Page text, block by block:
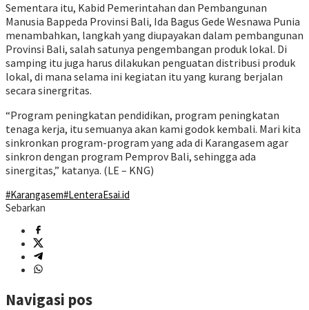
Sementara itu, Kabid Pemerintahan dan Pembangunan
Manusia Bappeda Provinsi Bali, Ida Bagus Gede Wesnawa Punia
menambahkan, langkah yang diupayakan dalam pembangunan
Provinsi Bali, salah satunya pengembangan produk lokal. Di
samping itu juga harus dilakukan penguatan distribusi produk
lokal, di mana selama ini kegiatan itu yang kurang berjalan
secara sinergritas.
“Program peningkatan pendidikan, program peningkatan
tenaga kerja, itu semuanya akan kami godok kembali. Mari kita
sinkronkan program-program yang ada di Karangasem agar
sinkron dengan program Pemprov Bali, sehingga ada
sinergitas,” katanya. (LE – KNG)
#Karangasem#LenteraEsai.id
Sebarkan
Navigasi pos